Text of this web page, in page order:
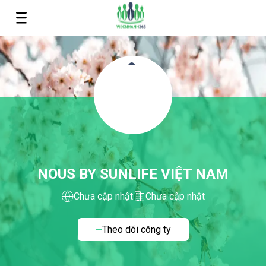
NOUS BY SUNLIFE VIỆT NAM
Chưa cập nhật Chưa cập nhật
Theo dõi công ty